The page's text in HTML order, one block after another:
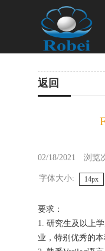
返回
02/18/2021 浏览
字体大小: 14px
要求：
1. 研究生及以上
业，特别优秀的